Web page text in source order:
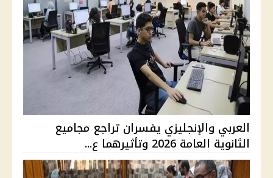
العربي والإنجليزي يفسران تراجع مجاميع
الثانوية العامة 2026 وتأثيرهما ع...